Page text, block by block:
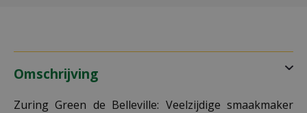
Omschrijving
Zuring Green de Belleville: Veelzijdige smaakmaker